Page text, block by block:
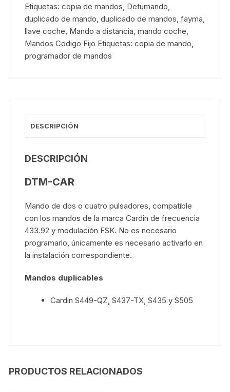
Etiquetas:copia de mandos, Detumando,
duplicado de mando,duplicado de mandos,fayma,
llave coche, Mando a distancia,mando coche,
Mandos Codigo Fijo Etiquetas: copia de mando,
programador de mandos
DESCRIPCIÓN
DESCRIPCIÓN
DTM-CAR
Mando de dos o cuatro pulsadores, compatible
con los mandos de la marca Cardin de frecuencia
433.92 y modulación FSK. No es necesario
programarlo, únicamente es necesario activarlo en
la instalación correspondiente.
Mandos duplicables
Cardin S449-QZ, S437-TX, S435 y S505
PRODUCTOS RELACIONADOS